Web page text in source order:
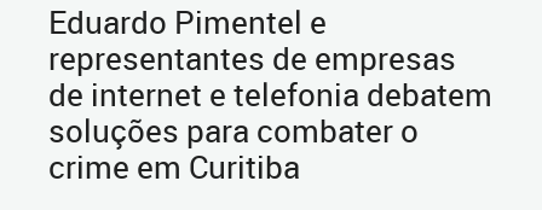
Eduardo Pimentel e
representantes de empresas
de internet e telefonia debatem
soluções para combater o
crime em Curitiba